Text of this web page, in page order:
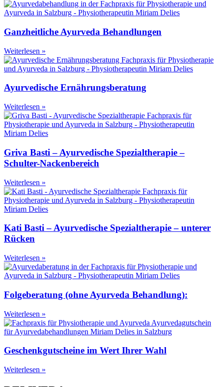
Ganzheitliche Ayurveda Behandlungen
Weiterlesen »
Ayurvedische Ernährungsberatung
Weiterlesen »
Griva Basti – Ayurvedische Spezialtherapie –
Schulter-Nackenbereich
Weiterlesen »
Kati Basti – Ayurvedische Spezialtherapie – unterer
Rücken
Weiterlesen »
Folgeberatung (ohne Ayurveda Behandlung):
Weiterlesen »
Geschenkgutscheine im Wert Ihrer Wahl
Weiterlesen »